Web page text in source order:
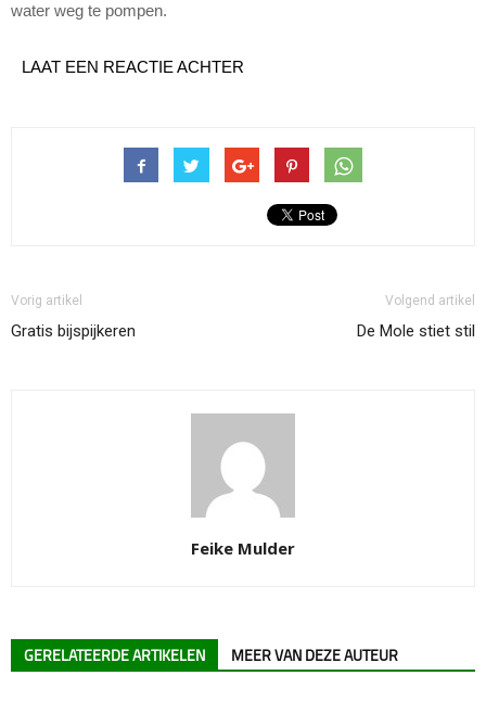
water weg te pompen.
LAAT EEN REACTIE ACHTER
Vorig artikel
Gratis bijspijkeren
Volgend artikel
De Mole stiet stil
Feike Mulder
GERELATEERDE ARTIKELEN MEER VAN DEZE AUTEUR